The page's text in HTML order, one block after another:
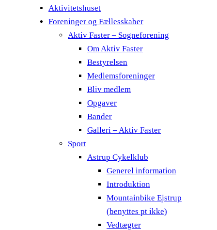
Aktivitetshuset
Foreninger og Fællesskaber
Aktiv Faster – Sogneforening
Om Aktiv Faster
Bestyrelsen
Medlemsforeninger
Bliv medlem
Opgaver
Bander
Galleri – Aktiv Faster
Sport
Astrup Cykelklub
Generel information
Introduktion
Mountainbike Ejstrup
(benyttes pt ikke)
Vedtægter